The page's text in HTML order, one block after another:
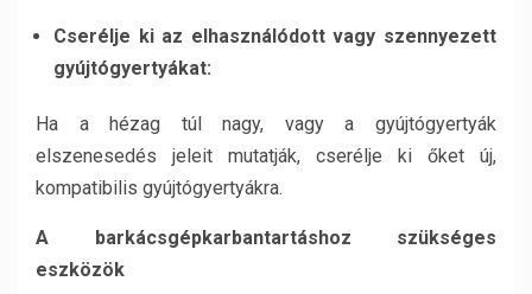
Cserélje ki az elhasználódott vagy szennyezett
gyújtógyertyákat:
Ha a hézag túl nagy, vagy a gyújtógyertyák
elszenesedés jeleit mutatják, cserélje ki őket új,
kompatibilis gyújtógyertyákra.
A barkácsgépkarbantartáshoz szükséges
eszközök